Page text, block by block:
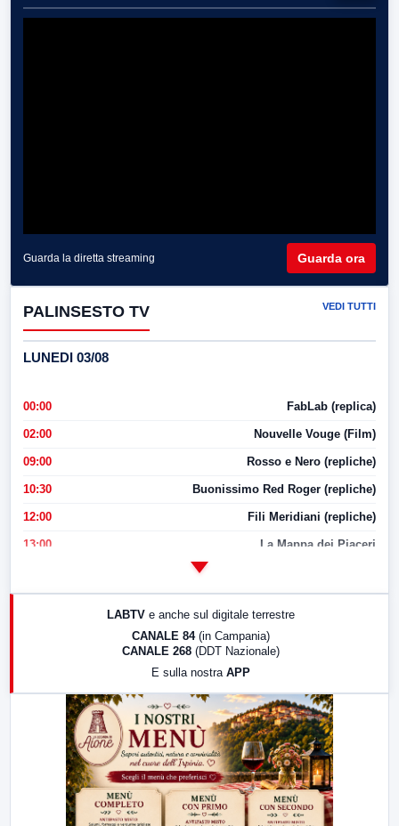
Guarda la diretta streaming Guarda ora
PALINSESTO TV VEDI TUTTI
LUNEDI 03/08
00:00 FabLab (replica)
02:00 Nouvelle Vouge (Film)
09:00 Rosso e Nero (repliche)
10:30 Buonissimo Red Roger (repliche)
12:00 Fili Meridiani (repliche)
13:00 La Mappa dei Piaceri
LabNews (replica)
LABTV e anche sul digitale terrestre
CANALE 84 (in Campania)
CANALE 268 (DDT Nazionale)
E sulla nostra APP